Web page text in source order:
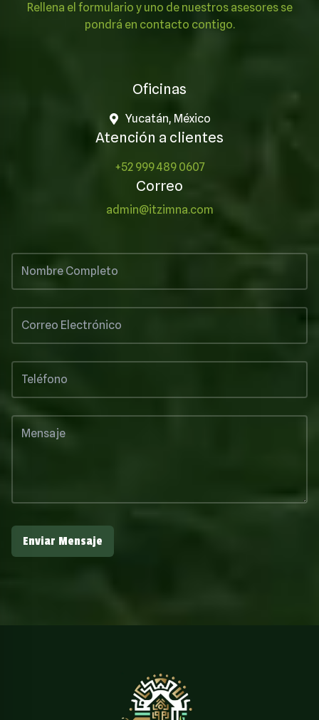
Rellena el formulario y uno de nuestros asesores se
pondrá en contacto contigo.
Oficinas
Yucatán, México
Atención a clientes
+52 999 489 0607
Correo
admin@itzimna.com
Enviar Mensaje